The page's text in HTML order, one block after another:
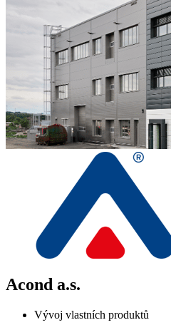
Acond a.s.
Vývoj vlastních produktů